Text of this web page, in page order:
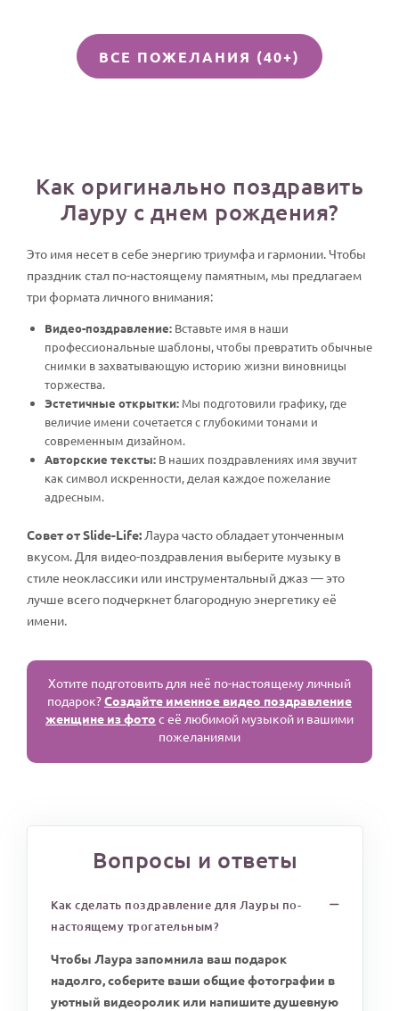
ВСЕ ПОЖЕЛАНИЯ (40+)
Как оригинально поздравить
Лауру с днем рождения?
Это имя несет в себе энергию триумфа и гармонии. Чтобы
праздник стал по-настоящему памятным, мы предлагаем
три формата личного внимания:
Видео-поздравление: Вставьте имя в наши
профессиональные шаблоны, чтобы превратить обычные
снимки в захватывающую историю жизни виновницы
торжества.
Эстетичные открытки: Мы подготовили графику, где
величие имени сочетается с глубокими тонами и
современным дизайном.
Авторские тексты: В наших поздравлениях имя звучит
как символ искренности, делая каждое пожелание
адресным.
Совет от Slide-Life: Лаура часто обладает утонченным
вкусом. Для видео-поздравления выберите музыку в
стиле неоклассики или инструментальный джаз — это
лучше всего подчеркнет благородную энергетику её
имени.
Хотите подготовить для неё по-настоящему личный
подарок?Создайте именное видео поздравление
женщине из фото с её любимой музыкой и вашими
пожеланиями
Вопросы и ответы
Как сделать поздравление для Лауры по-
настоящему трогательным?
Чтобы Лаура запомнила ваш подарок
надолго, соберите ваши общие фотографии в
уютный видеоролик или напишите душевную